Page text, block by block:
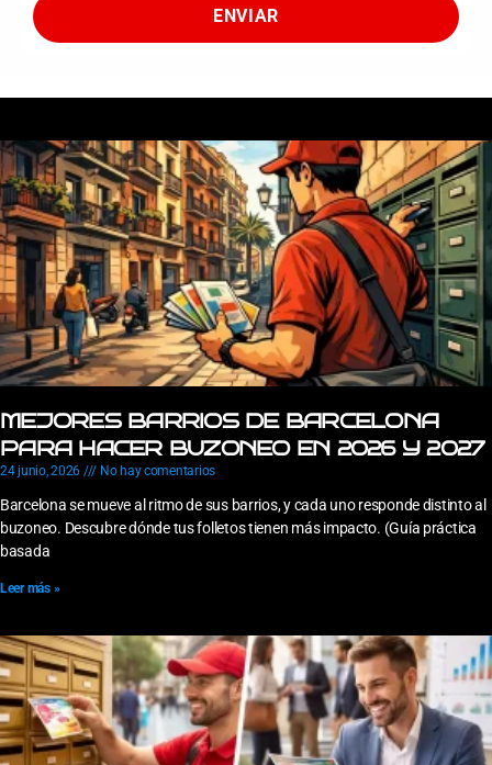
ENVIAR
MEJORES BARRIOS DE BARCELONA
PARA HACER BUZONEO EN 2026 Y 2027
24 junio, 2026 No hay comentarios
Barcelona se mueve al ritmo de sus barrios, y cada uno responde distinto al
buzoneo. Descubre dónde tus folletos tienen más impacto. (Guía práctica
basada
Leer más »